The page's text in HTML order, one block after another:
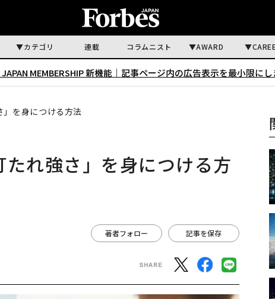
カテゴリ 連載 コラムニスト AWARD
MEMBERSHIP 新機能｜ 記事ページ内の広告表示を最小限にし
を身につける方法
れ強さ」を身につける方
著者フォロー 記事を保存